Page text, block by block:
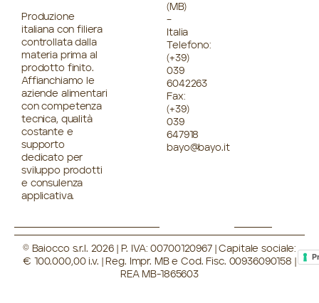
Produzione
italiana con filiera
controllata dalla
materia prima al
prodotto finito.
Affianchiamo le
aziende alimentari
con competenza
tecnica, qualità
costante e
supporto
dedicato per
sviluppo prodotti
e consulenza
applicativa.
(MB)
–
Italia
Telefono:
(+39)
039
6042263
Fax:
(+39)
039
647918
bayo@bayo.it
© Baiocco s.r.l. 2026 | P. IVA: 00700120967 | Capitale sociale:
€ 100.000,00 i.v. | Reg. Impr. MB e Cod. Fisc. 00936090158 |
REA MB-1865603